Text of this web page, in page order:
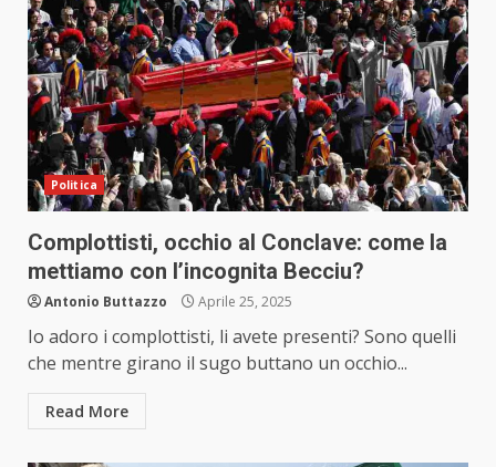
Politica
Complottisti, occhio al Conclave: come la
mettiamo con l’incognita Becciu?
Antonio Buttazzo Aprile 25, 2025
Io adoro i complottisti, li avete presenti? Sono quelli
che mentre girano il sugo buttano un occhio...
Read More